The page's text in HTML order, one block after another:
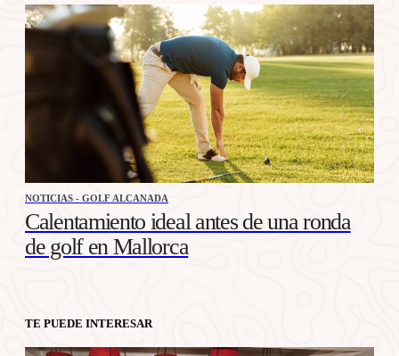
NOTICIAS - GOLF ALCANADA
Calentamiento ideal antes de una ronda
de golf en Mallorca
TE PUEDE INTERESAR